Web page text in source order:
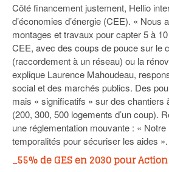
Côté financement justement, Hellio
d’économies d’énergie (CEE). « Nous
montages et travaux pour capter 5 à
CEE, avec des coups de pouce sur le
(raccordement à un réseau) ou la
explique Laurence Mahoudeau,
social et des marchés publics. Des
mais « significatifs » sur des chantiers
(200, 300, 500 logements d’un coup).
une réglementation mouvante : «
temporalités pour sécuriser les aides ».
_55% de GES en 2030 pour